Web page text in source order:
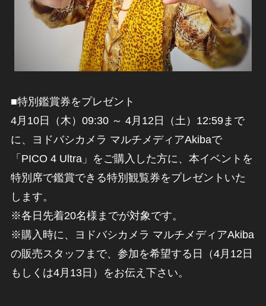
■特別鑑賞券をプレゼント
4月10日（木）09:30 ～ 4月12日（土）12:59まで
に、ヨドバシカメラ マルチメディアAkibaで
「PICO 4 Ultra」をご購入した方に、本イベントを
特別席で鑑賞できる特別観覧券をプレゼントいた
します。
※各日先着20名様までが対象です。
※購入時に、ヨドバシカメラ マルチメディアAkiba
の販売スタッフまで、参加を希望する日（4月12日
もしくは4月13日）をお伝え下さい。